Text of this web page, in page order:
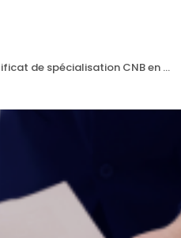
de spécialisation CNB en ...